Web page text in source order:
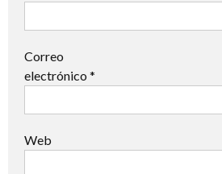
Correo
electrónico *
Web